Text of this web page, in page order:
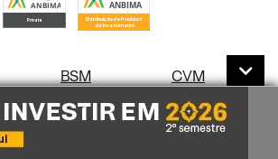
BSM
CVM
Correspondentes Cambiais
Correspondentes Bancários